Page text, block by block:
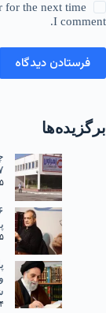
for the next time
I comment.
فرستادن دیدگاه
برگزیده‌ها
۱۵
۱۵
۱۴